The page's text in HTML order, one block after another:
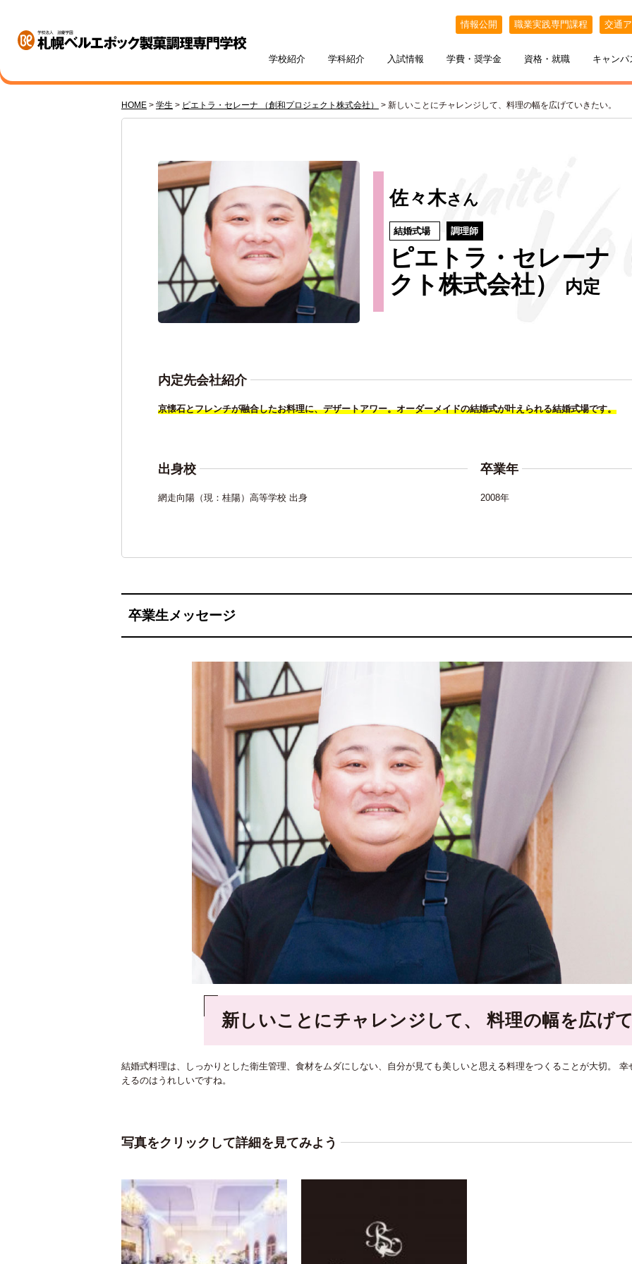
情報公開 職業実践専門課程 交通
学校紹介
学校紹介
ベルエポックの学び 先輩が教える札幌ベルの魅力
学科紹介
学科・専攻紹介
調理師科 カフェ・スイーツ専科 3年間の学び
入試情報
入試情報
総合型選抜（AO入試） 特待生制度
学費・奨学金
学費・奨学金
学費サポート
資格・就職
資格・就職
就職サポート
キャンパ
キャンパスライフ
札幌ベル生のリアルボイス 年間スケジュール BELLE×わたし
訪問者別
高校1・2年生の方へ 社会人・フリーター・大学生の方へ
オープンキャンパス
体験授業メニュー オンラインオープンキャンパス 出張オープンキャンパス
HOME > 学生 > ピエトラ・セレーナ （創和プロジェクト株式会社） > 新しいことにチャレンジして、料理の幅を広げていきたい。
佐々木さん
結婚式場 調理師
ピエトラ・セレーナ
クト株式会社）
内定
内定先会社紹介
京懐石とフレンチが融合したお料理に、デザートアワー。オーダーメイドの結婚式が叶えられる結婚式場です。
出身校
網走向陽（現：桂陽）高等学校 出身
卒業年
2008年
卒業生メッセージ
新しいことにチャレンジして、 料理の幅を広げて
結婚式料理は、しっかりとした衛生管理、食材をムダにしない、自分が見ても美しいと思える料理をつくることが大切。
えるのはうれしいですね。
写真をクリックして詳細を見てみよう